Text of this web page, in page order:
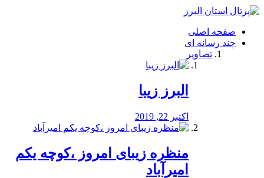
فصد
شرق
تهران
خشکشویی
صفحه اصلی
چند رسانه ای
تصاویر
البرز زیبا
اکتبر 22, 2019
منظره‌‌ زیبای امروز ،کوچه یکم
امیرآباد